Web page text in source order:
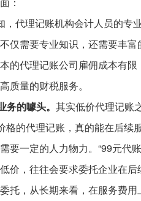
，代理记账机构会计人员的专
仅需要专业知识，还需要丰富
的代理记账公司雇佣成本有限
质量的财税服务。
的噱头。 其实低价代理记账
格的代理记账，真的能在后续
要一定的人力物力。“99元代
价，往往会要求委托企业在后
托，从长期来看，在服务费用